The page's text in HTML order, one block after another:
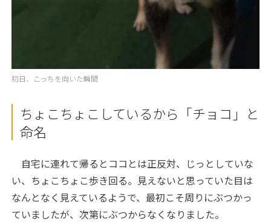
初日、こっちを向いた瞬間
ちょこちょこしているから「チョコ」と
命名
自宅に連れて帰るとココとは正反対、じっとしていな
い、ちょこちょこ歩き回る。見えないと思っていた目は
なんとなく見えているようで、最初こそ周りにぶつかっ
ていましたが、次第にぶつからなくなりました。